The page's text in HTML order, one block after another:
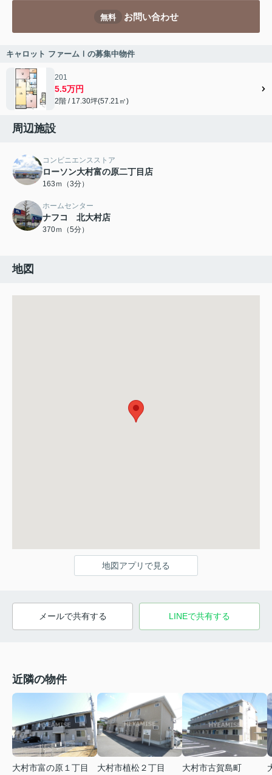
無料 お問い合わせ
キャロット ファームⅠの募集中物件
201
5.5万円
2階 / 17.30坪(57.21㎡)
周辺施設
コンビニエンスストア
ローソン大村富の原二丁目店
163ｍ（3分）
ホームセンター
ナフコ 北大村店
370ｍ（5分）
地図
地図アプリで見る
メールで共有する LINEで共有する
近隣の物件
大村市富の原１丁目
大村市植松２丁目
大村市古賀島町